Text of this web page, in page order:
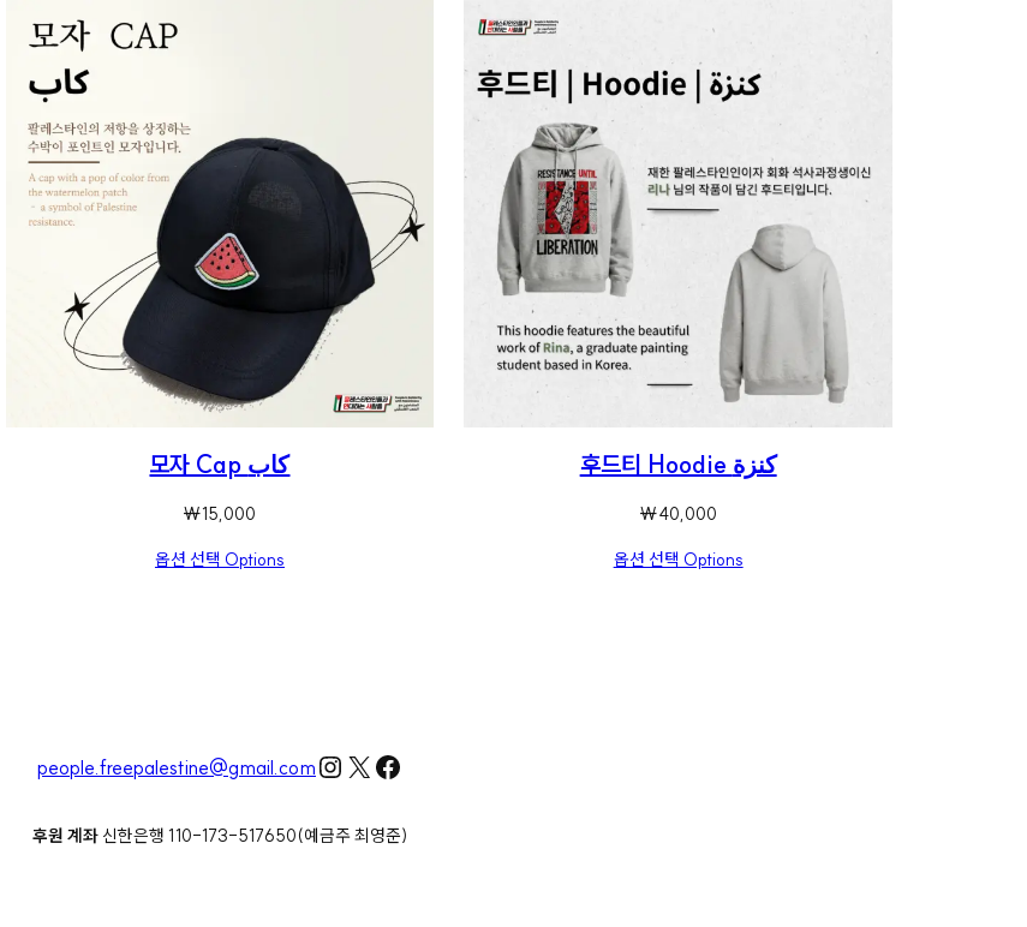
모자 Cap كاب
₩15,000
옵션 선택 Options
후드티 Hoodie كنزة
₩40,000
옵션 선택 Options
people.freepalestine@gmail.com Instagram
X Facebook
후원 계좌 신한은행 110-173-517650(예금주 최영준)